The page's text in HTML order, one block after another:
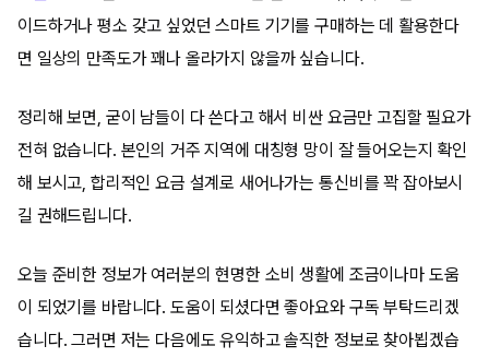
이드하거나 평소 갖고 싶었던 스마트 기기를 구매하는 데 활용한다
면 일상의 만족도가 꽤나 올라가지 않을까 싶습니다.
정리해 보면, 굳이 남들이 다 쓴다고 해서 비싼 요금만 고집할 필요가
전혀 없습니다. 본인의 거주 지역에 대칭형 망이 잘 들어오는지 확인
해 보시고, 합리적인 요금 설계로 새어나가는 통신비를 꽉 잡아보시
길 권해드립니다.
오늘 준비한 정보가 여러분의 현명한 소비 생활에 조금이나마 도움
이 되었기를 바랍니다. 도움이 되셨다면 좋아요와 구독 부탁드리겠
습니다. 그러면 저는 다음에도 유익하고 솔직한 정보로 찾아뵙겠습